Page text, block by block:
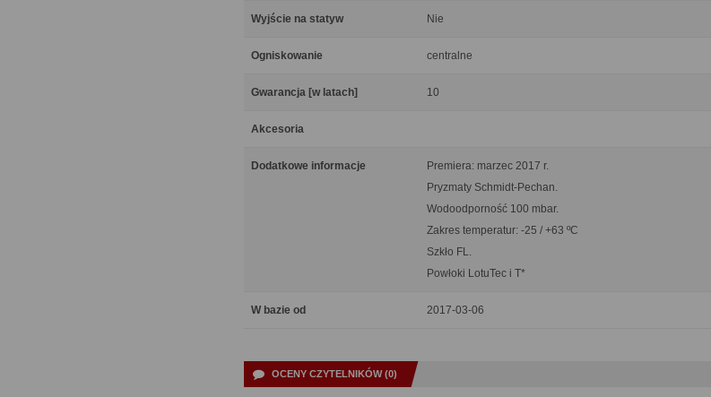
Wyjście na statyw Nie
Ogniskowanie centralne
Gwarancja [w latach] 10
Akcesoria
Dodatkowe informacje
Premiera: marzec 2017 r.
Pryzmaty Schmidt-Pechan.
Wodoodporność 100 mbar.
Zakres temperatur: -25 / +63 ºC
Szkło FL.
Powłoki LotuTec i T*
W bazie od 2017-03-06
OCENY CZYTELNIKÓW (0)